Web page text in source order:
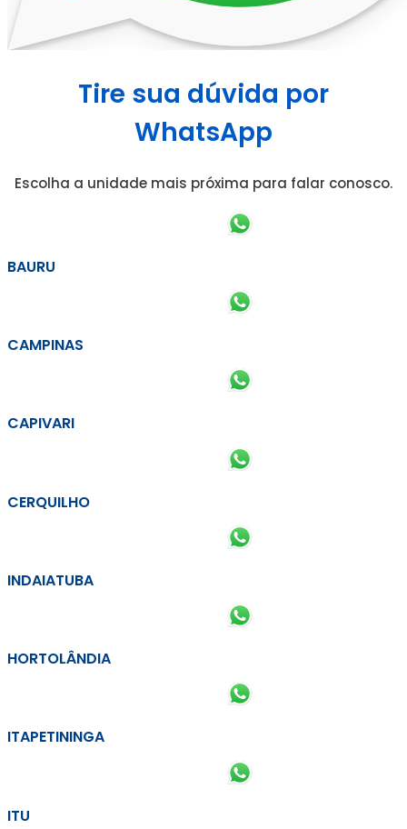
Tire sua dúvida por
WhatsApp
Escolha a unidade mais próxima para falar conosco.
BAURU
CAMPINAS
CAPIVARI
CERQUILHO
INDAIATUBA
HORTOLÂNDIA
ITAPETININGA
ITU